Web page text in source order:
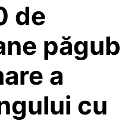
de
a
cu